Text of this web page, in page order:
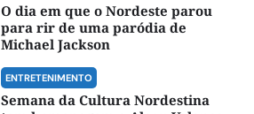
O dia em que o Nordeste parou
para rir de uma paródia de
Michael Jackson
ENTRETENIMENTO
Semana da Cultura Nordestina